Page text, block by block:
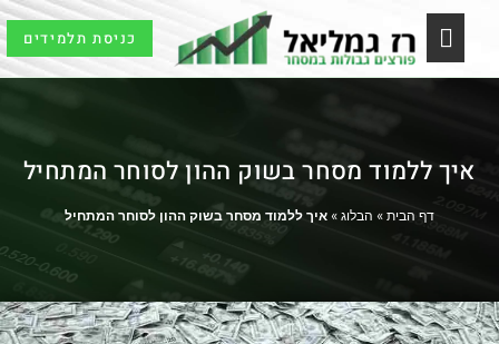
כניסת תלמידים
איך ללמוד מסחר בשוק ההון לסוחר המתחיל
דף הבית»הבלוג»איך ללמוד מסחר בשוק ההון לסוחר המתחיל